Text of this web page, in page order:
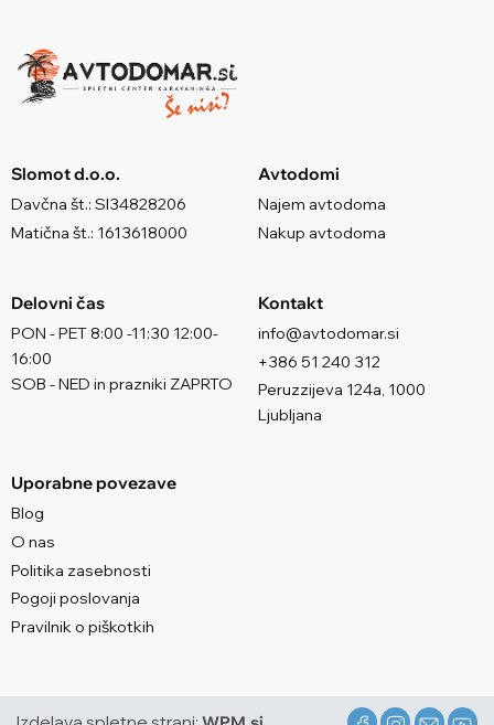
Slomot d.o.o.
Davčna št.: SI34828206
Matična št.: 1613618000
Avtodomi
Najem avtodoma
Nakup avtodoma
Delovni čas
PON - PET 8:00 -11:30 12:00-
16:00
SOB - NED in prazniki ZAPRTO
Kontakt
info@avtodomar.si
+386 51 240 312
Peruzzijeva 124a, 1000
Ljubljana
Uporabne povezave
Blog
O nas
Politika zasebnosti
Pogoji poslovanja
Pravilnik o piškotkih